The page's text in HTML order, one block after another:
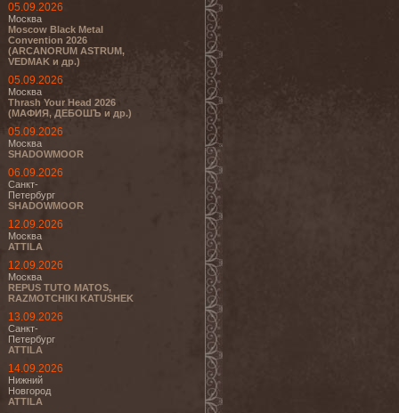
05.09.2026
Москва
Moscow Black Metal
Convention 2026
(ARCANORUM ASTRUM,
VEDMAK и др.)
05.09.2026
Москва
Thrash Your Head 2026
(МАФИЯ, ДЕБОШЪ и др.)
05.09.2026
Москва
SHADOWMOOR
06.09.2026
Санкт-
Петербург
SHADOWMOOR
12.09.2026
Москва
ATTILA
12.09.2026
Москва
REPUS TUTO MATOS,
RAZMOTCHIKI KATUSHEK
13.09.2026
Санкт-
Петербург
ATTILA
14.09.2026
Нижний
Новгород
ATTILA